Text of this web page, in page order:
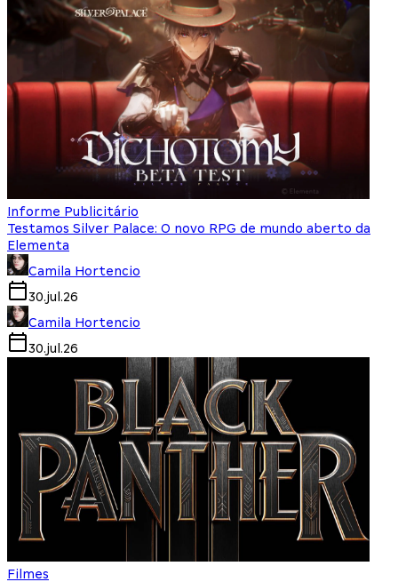
Informe Publicitário
Testamos Silver Palace: O novo RPG de mundo aberto da
Elementa
Camila Hortencio
30.jul.26
Camila Hortencio
30.jul.26
Filmes